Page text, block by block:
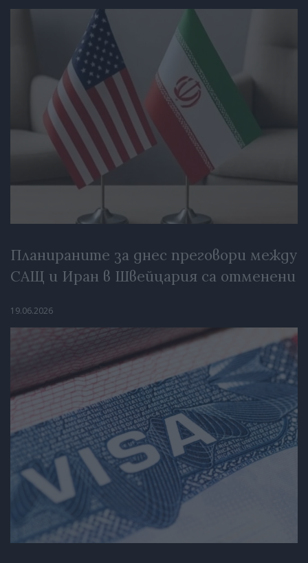
Планираните за днес преговори между
САЩ и Иран в Швейцария са отменени
19.06.2026